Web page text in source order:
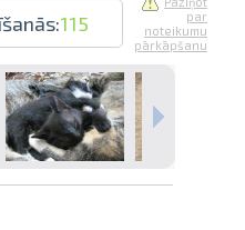
115
par
noteikumu
pārkāpšanu